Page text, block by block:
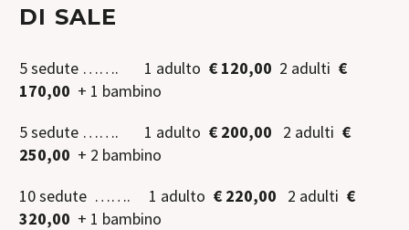
DI SALE
5 sedute ……. 1 adulto € 120,00 2 adulti €
170,00 + 1 bambino
5 sedute ……. 1 adulto € 200,00 2 adulti €
250,00 + 2 bambino
10 sedute ……. 1 adulto € 220,00 2 adulti €
320,00 + 1 bambino